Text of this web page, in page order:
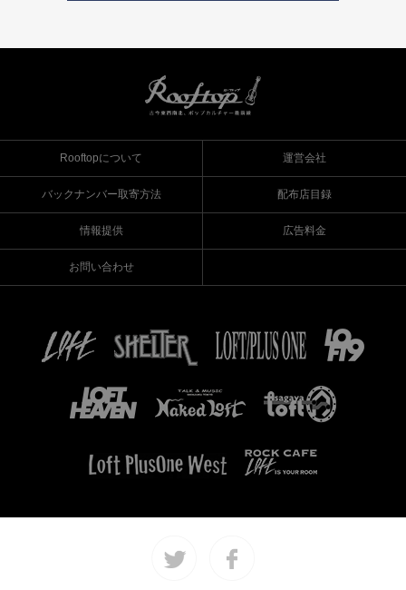
Rooftopについて 運営会社
バックナンバー取寄方法 配布店目録
情報提供 広告料金
お問い合わせ